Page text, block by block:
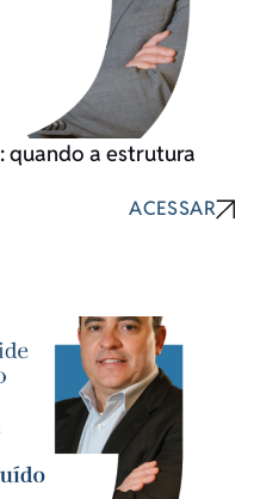
quando a estrutura
ACESSAR